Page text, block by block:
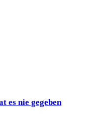
es nie gegeben